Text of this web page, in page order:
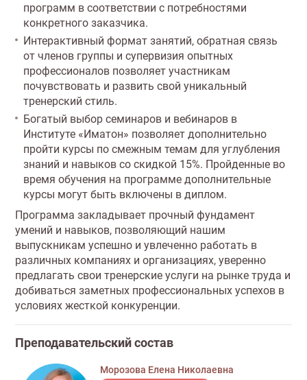
программ в соответствии с потребностями
конкретного заказчика.
Интерактивный формат занятий, обратная связь
от членов группы и супервизия опытных
профессионалов позволяет участникам
почувствовать и развить свой уникальный
тренерский стиль.
Богатый выбор семинаров и вебинаров в
Институте «Иматон» позволяет дополнительно
пройти курсы по смежным темам для углубления
знаний и навыков со скидкой 15%. Пройденные во
время обучения на программе дополнительные
курсы могут быть включены в диплом.
Программа закладывает прочный фундамент
умений и навыков, позволяющий нашим
выпускникам успешно и увлеченно работать в
различных компаниях и организациях, уверенно
предлагать свои тренерские услуги на рынке труда и
добиваться заметных профессиональных успехов в
условиях жесткой конкуренции.
Преподавательский состав
Морозова Елена Николаевна